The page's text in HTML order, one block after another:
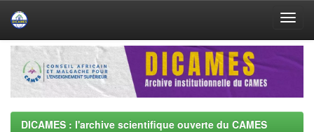
Skip
navigation
DICAMES : l'archive scientifique ouverte du CAMES